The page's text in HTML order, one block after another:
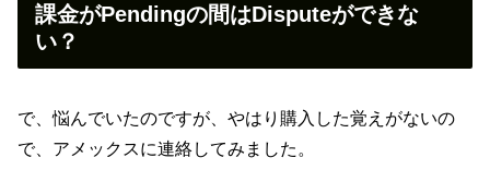
課金がPendingの間はDisputeができな
い？
で、悩んでいたのですが、やはり購入した覚えがないの
で、アメックスに連絡してみました。